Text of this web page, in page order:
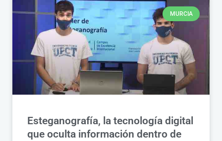
MURCIA
Esteganografía, la tecnología digital
que oculta información dentro de